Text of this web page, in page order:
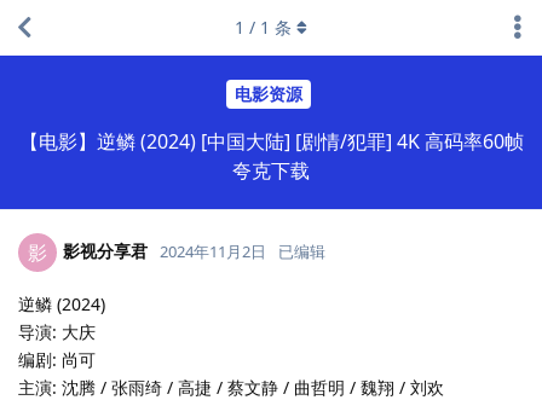
电影资源
【电影】逆鳞 (2024) [中国大陆] [剧情/犯罪] 4K 高码率60帧
夸克下载
1 / 1 条
影 影视分享君 2024年11月2日 已编辑
逆鳞 (2024)
导演: 大庆
编剧: 尚可
主演: 沈腾 / 张雨绮 / 高捷 / 蔡文静 / 曲哲明 / 魏翔 / 刘欢